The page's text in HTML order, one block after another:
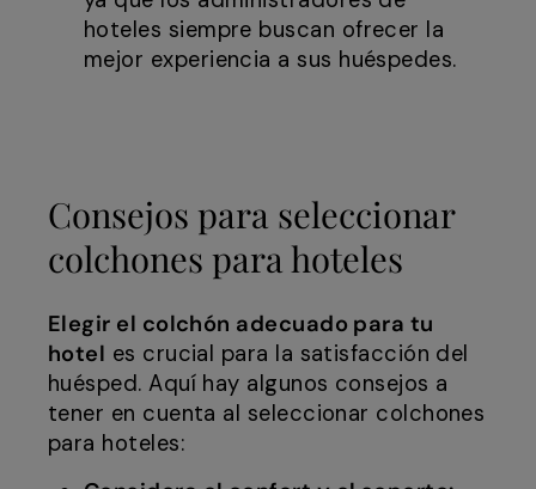
hoteles siempre buscan ofrecer la
mejor experiencia a sus huéspedes.
Consejos para seleccionar
colchones para hoteles
Elegir el colchón adecuado para tu
hotel es crucial para la satisfacción del
huésped. Aquí hay algunos consejos a
tener en cuenta al seleccionar colchones
para hoteles: